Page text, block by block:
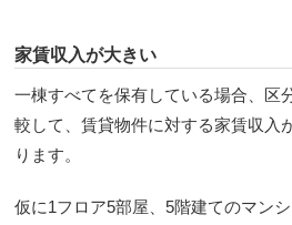
家賃収入が大きい
一棟すべてを保有している場合、区
較して、賃貸物件に対する家賃収入
ります。
仮に1フロア5部屋、5階建てのマン